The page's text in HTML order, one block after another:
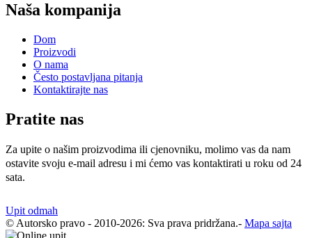
Naša kompanija
Dom
Proizvodi
O nama
Često postavljana pitanja
Kontaktirajte nas
Pratite nas
Za upite o našim proizvodima ili cjenovniku, molimo vas da nam
ostavite svoju e-mail adresu i mi ćemo vas kontaktirati u roku od 24
sata.
Upit odmah
© Autorsko pravo - 2010-2026: Sva prava pridržana.- Mapa sajta